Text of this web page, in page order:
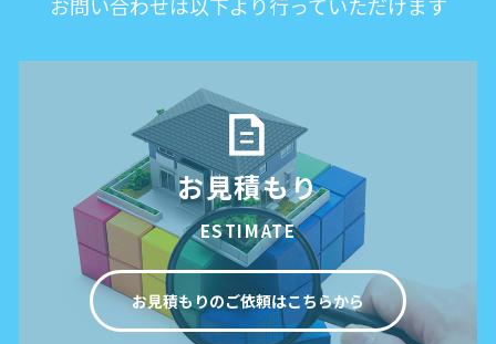
お見積もり
ESTIMATE
お見積もりのご依頼はこちらから